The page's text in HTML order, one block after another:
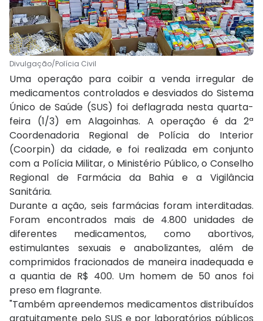
Divulgação/Polícia Civil
Uma operação para coibir a venda irregular de
medicamentos controlados e desviados do Sistema
Único de Saúde (SUS) foi deflagrada nesta quarta-
feira (1/3) em Alagoinhas. A operação é da 2ª
Coordenadoria Regional de Polícia do Interior
(Coorpin) da cidade, e foi realizada em conjunto
com a Polícia Militar, o Ministério Público, o Conselho
Regional de Farmácia da Bahia e a Vigilância
Sanitária.
Durante a ação, seis farmácias foram interditadas.
Foram encontrados mais de 4.800 unidades de
diferentes medicamentos, como abortivos,
estimulantes sexuais e anabolizantes, além de
comprimidos fracionados de maneira inadequada e
a quantia de R$ 400. Um homem de 50 anos foi
preso em flagrante.
"Também apreendemos medicamentos distribuídos